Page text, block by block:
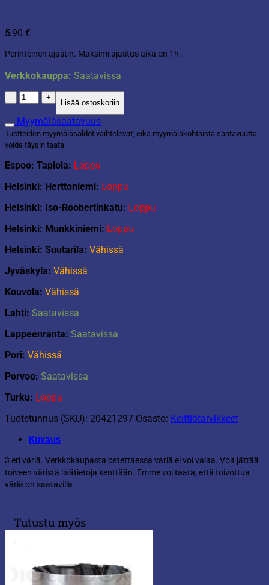
5,90 €
Perinteinen ajastin. Maksimi ajastus aika on 1h.
Verkkokauppa: Saatavissa
Ajastin
määrä
Lisää ostoskoriin
Myymäläsaatavuus
Tuotteiden myymäläsaldot vaihtelevat, eikä myymäläkohtaista saatavuutta
voida täysin taata.
Espoo: Tapiola: Loppu
Helsinki: Herttoniemi: Loppu
Helsinki: Iso-Roobertinkatu: Loppu
Helsinki: Munkkiniemi: Loppu
Helsinki: Suutarila: Vähissä
Jyväskyla: Vähissä
Kouvola: Vähissä
Lahti: Saatavissa
Lappeenranta: Saatavissa
Pori: Vähissä
Porvoo: Saatavissa
Turku: Loppu
Tuotetunnus (SKU): 20421297 Osasto: Keittiötarvikkeet
Kuvaus
3 eri väriä. Verkkokaupasta ostettaessa väriä ei voi valita. Voit jättää
toiveen väristä lisätietoja kenttään. Emme voi taata, että toivottua
väriä on saatavilla.
Tutustu myös